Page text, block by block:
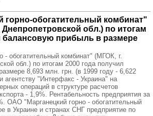
горно-обогатительный комбинат"
обл.) по итогам
балансовую прибыль в размере
- обогатительный комбинат" (МГОК, г.
обл.) по итогам 2000 года получил
8,693 млн. грн. (в 1999 году - 6,622
агентству "Интерфакс - Украина" на
операций в структуре расчетов
- 1,9%. Рентабельность предприятия за
ОАО "Марганецкий горно - обогатительный
в Украине и странах СНГ предприятие по